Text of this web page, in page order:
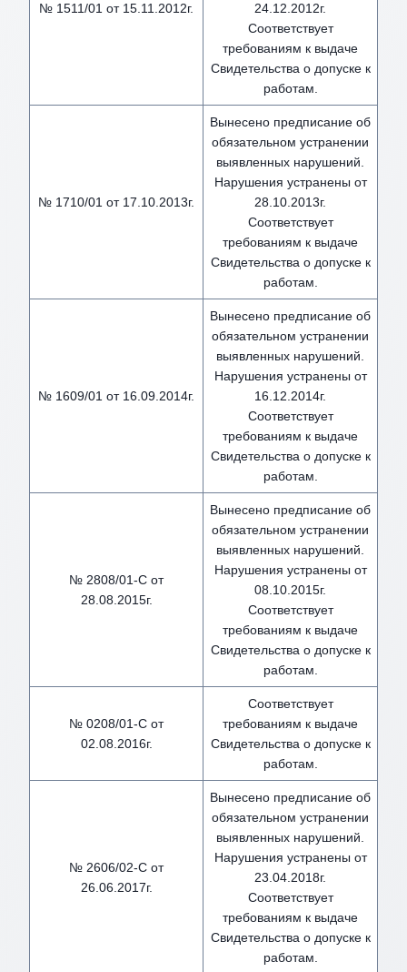
№ 1511/01 от 15.11.2012г.
24.12.2012г.
Соответствует
требованиям к выдаче
Свидетельства о допуске к
работам.
№ 1710/01 от 17.10.2013г.
Вынесено предписание об
обязательном устранении
выявленных нарушений.
Нарушения устранены от
28.10.2013г.
Соответствует
требованиям к выдаче
Свидетельства о допуске к
работам.
№ 1609/01 от 16.09.2014г.
Вынесено предписание об
обязательном устранении
выявленных нарушений.
Нарушения устранены от
16.12.2014г.
Соответствует
требованиям к выдаче
Свидетельства о допуске к
работам.
№ 2808/01-С от
28.08.2015г.
Вынесено предписание об
обязательном устранении
выявленных нарушений.
Нарушения устранены от
08.10.2015г.
Соответствует
требованиям к выдаче
Свидетельства о допуске к
работам.
№ 0208/01-С от
02.08.2016г.
Соответствует
требованиям к выдаче
Свидетельства о допуске к
работам.
№ 2606/02-С от
26.06.2017г.
Вынесено предписание об
обязательном устранении
выявленных нарушений.
Нарушения устранены от
23.04.2018г.
Соответствует
требованиям к выдаче
Свидетельства о допуске к
работам.